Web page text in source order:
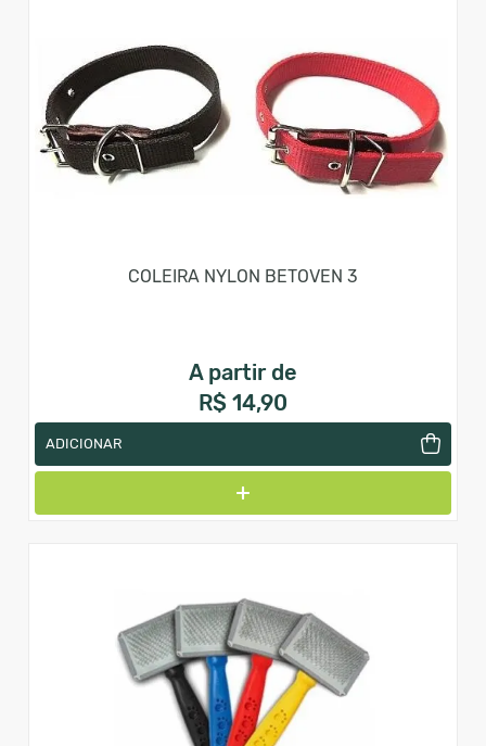
COLEIRA NYLON BETOVEN 3
A partir de
R$ 14,90
ADICIONAR